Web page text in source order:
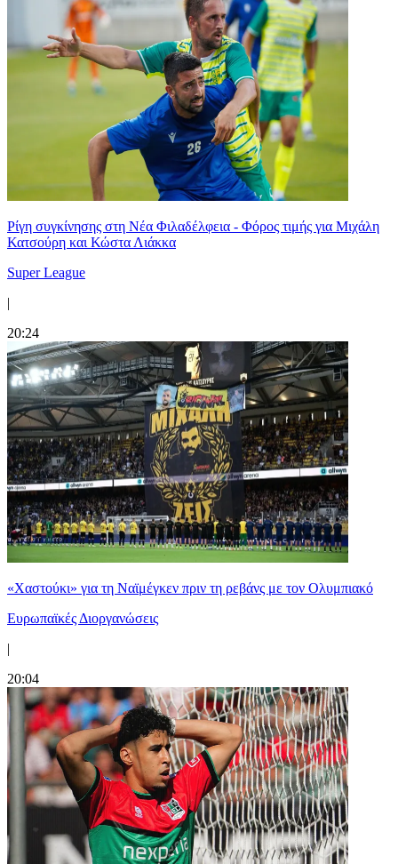
Ρίγη συγκίνησης στη Νέα Φιλαδέλφεια - Φόρος τιμής για Μιχάλη
Κατσούρη και Κώστα Λιάκκα
Super League
|
20:24
«Χαστούκι» για τη Ναϊμέγκεν πριν τη ρεβάνς με τον Ολυμπιακό
Ευρωπαϊκές Διοργανώσεις
|
20:04